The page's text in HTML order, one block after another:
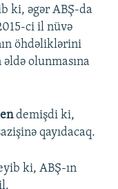
ki, əgər ABŞ-da
ci il nüvə
öhdəliklərini
əldə olunmasına
demişdi ki,
qayıdacaq.
ki, ABŞ-ın